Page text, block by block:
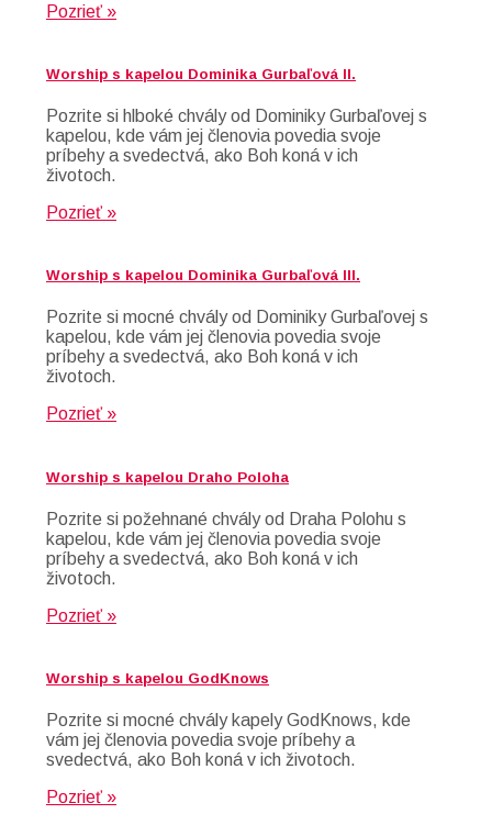
Pozrieť »
Worship s kapelou Dominika Gurbaľová II.
Pozrite si hlboké chvály od Dominiky Gurbaľovej s
kapelou, kde vám jej členovia povedia svoje
príbehy a svedectvá, ako Boh koná v ich
životoch.
Pozrieť »
Worship s kapelou Dominika Gurbaľová III.
Pozrite si mocné chvály od Dominiky Gurbaľovej s
kapelou, kde vám jej členovia povedia svoje
príbehy a svedectvá, ako Boh koná v ich
životoch.
Pozrieť »
Worship s kapelou Draho Poloha
Pozrite si požehnané chvály od Draha Polohu s
kapelou, kde vám jej členovia povedia svoje
príbehy a svedectvá, ako Boh koná v ich
životoch.
Pozrieť »
Worship s kapelou GodKnows
Pozrite si mocné chvály kapely GodKnows, kde
vám jej členovia povedia svoje príbehy a
svedectvá, ako Boh koná v ich životoch.
Pozrieť »